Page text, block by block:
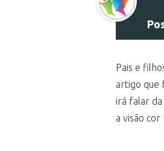
Pais e
artigo que
irá falar da
a visão cor